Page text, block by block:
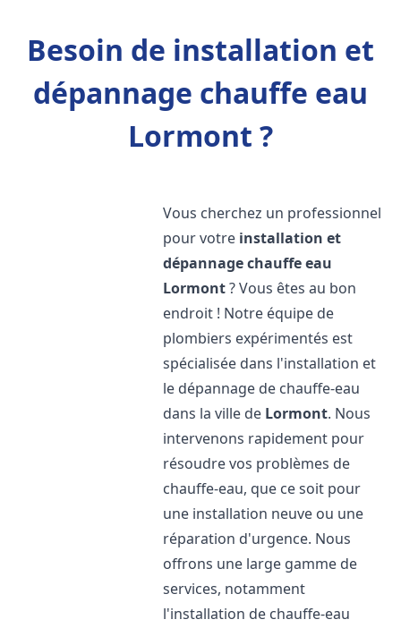
Besoin de installation et
dépannage chauffe eau
Lormont ?
Vous cherchez un professionnel
pour votre installation et
dépannage chauffe eau
Lormont? Vous êtes au bon
endroit ! Notre équipe de
plombiers expérimentés est
spécialisée dans l'installation et
le dépannage de chauffe-eau
dans la ville de Lormont. Nous
intervenons rapidement pour
résoudre vos problèmes de
chauffe-eau, que ce soit pour
une installation neuve ou une
réparation d'urgence. Nous
offrons une large gamme de
services, notamment
l'installation de chauffe-eau